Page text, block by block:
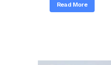
Read More